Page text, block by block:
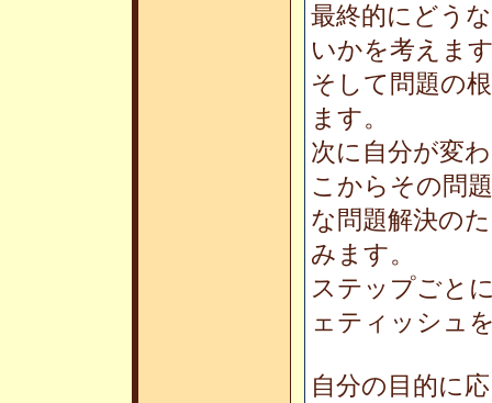
最終的にどう
いかを考えま
そして問題の
ます。
次に自分が変
こからその問
な問題解決の
みます。
ステップごと
ェティッシュ
自分の目的に